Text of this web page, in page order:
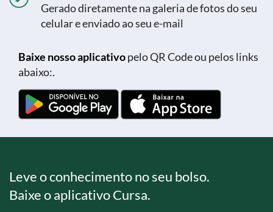
Gerado diretamente na galeria de fotos do seu
celular e enviado ao seu e-mail
Baixe nosso aplicativopelo QR Code ou pelos links
abaixo:.
Leve o conhecimento no seu bolso.
Baixe o aplicativo Cursa.